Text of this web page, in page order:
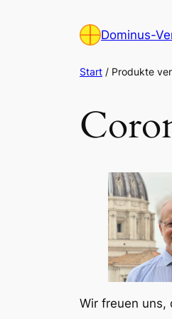
Dominus-
Start / Produkte
Wir freuen uns,